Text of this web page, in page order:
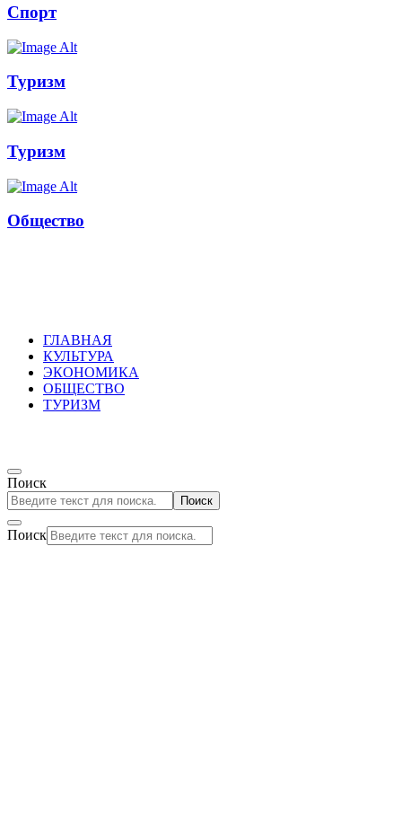
Спорт
Туризм
Туризм
Общество
ГЛАВНАЯ
КУЛЬТУРА
ЭКОНОМИКА
ОБЩЕСТВО
ТУРИЗМ
Поиск
Поиск
Поиск